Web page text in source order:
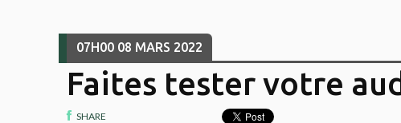
07H00 08 MARS 2022
Faites tester votre
SHARE